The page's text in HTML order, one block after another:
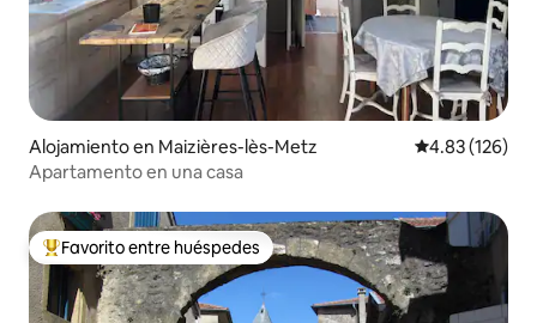
Alojamiento en Maizières-lès-Metz Calificación
4.83 (126)
Apartamento en una casa
Favorito entre huéspedes preferido
Favorito entre huéspedes